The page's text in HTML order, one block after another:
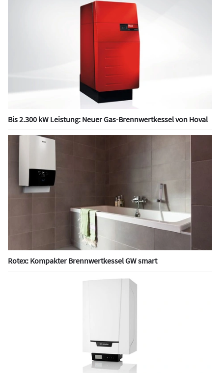
Bis 2.300 kW Leistung: Neuer Gas-Brennwertkessel von Hoval
Rotex: Kompakter Brennwertkessel GW smart